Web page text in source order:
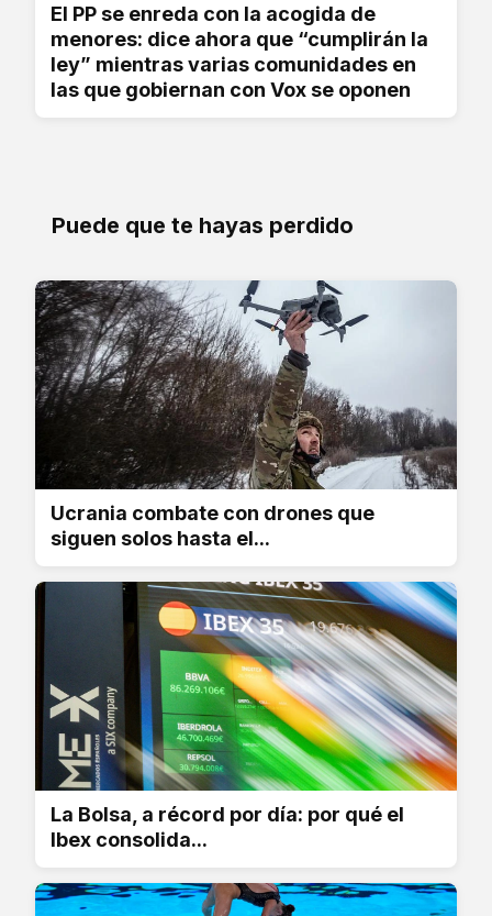
El PP se enreda con la acogida de
menores: dice ahora que “cumplirán la
ley” mientras varias comunidades en
las que gobiernan con Vox se oponen
Puede que te hayas perdido
Ucrania combate con drones que
siguen solos hasta el...
La Bolsa, a récord por día: por qué el
Ibex consolida...